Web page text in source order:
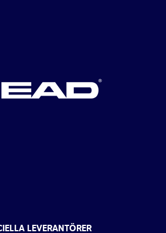
LEVERANTÖRER